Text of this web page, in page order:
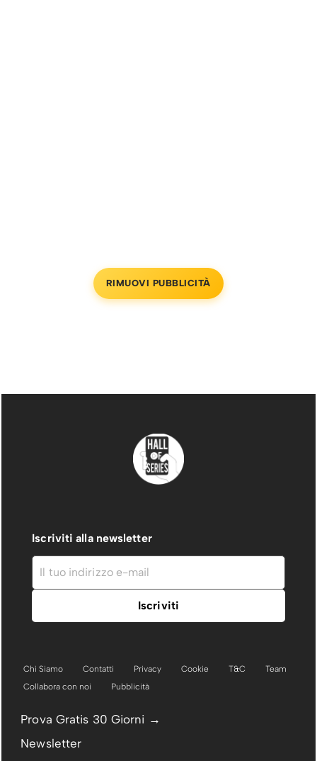
RIMUOVI PUBBLICITÀ
Iscriviti alla newsletter
Chi Siamo Contatti Privacy Cookie T&C
Team
Collabora con noi
Pubblicità
Prova Gratis 30 Giorni →
Newsletter